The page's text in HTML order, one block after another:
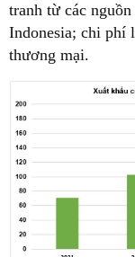
tranh từ các
Indonesia; chi phí
thương mại.